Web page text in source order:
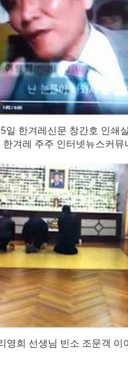
일 한겨레신문 창간호 인쇄
한겨레 주주 인터넷뉴스커뮤
영희 선생님 빈소 조문객 이